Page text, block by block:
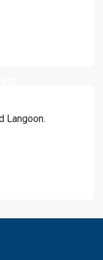
Langoon.